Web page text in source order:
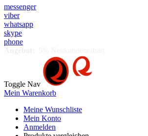
messenger
viber
whatsapp
skype
phone
Toggle Nav
Mein Warenkorb
Meine Wunschliste
Mein Konto
Anmelden